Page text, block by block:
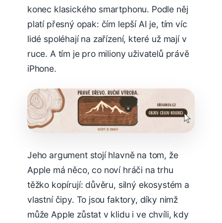
konec klasického smartphonu. Podle něj
platí přesný opak: čím lepší AI je, tím víc
lidé spoléhají na zařízení, které už mají v
ruce. A tím je pro miliony uživatelů právě
iPhone.
Jeho argument stojí hlavně na tom, že
Apple má něco, co noví hráči na trhu
těžko kopírují: důvěru, silný ekosystém a
vlastní čipy. To jsou faktory, díky nimž
může Apple zůstat v klidu i ve chvíli, kdy